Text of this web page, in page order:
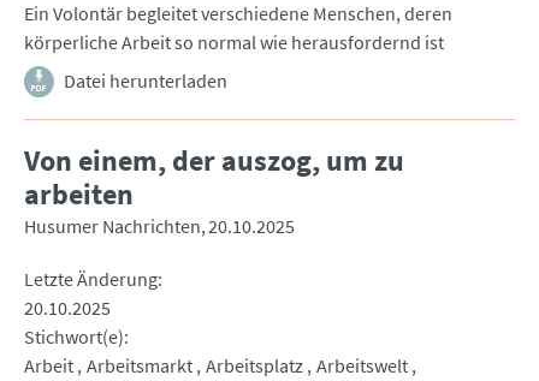
Ein Volontär begleitet verschiedene Menschen, deren
körperliche Arbeit so normal wie herausfordernd ist
Datei herunterladen
Von einem, der auszog, um zu
arbeiten
Husumer Nachrichten 20.10.2025
Letzte Änderung
20.10.2025
Stichwort(e)
Arbeit Arbeitsmarkt Arbeitsplatz Arbeitswelt